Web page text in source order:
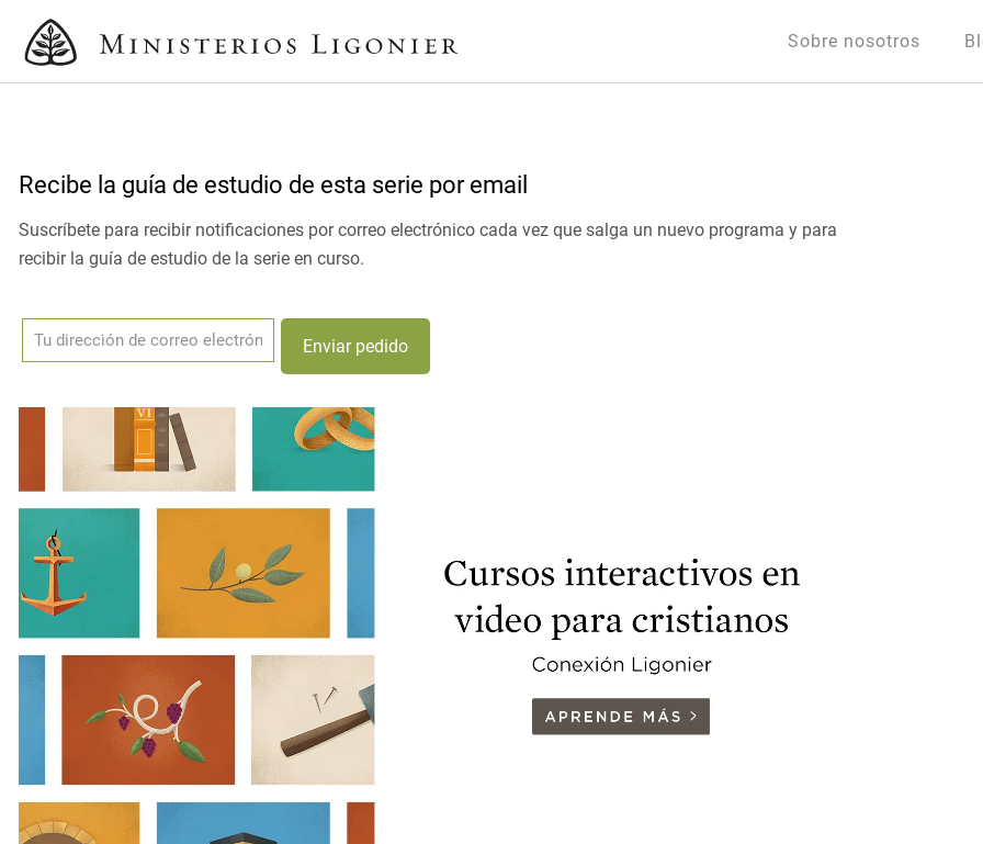
Sobre nosotros
Recibe la guía de estudio de esta serie por email
Suscríbete para recibir notificaciones por correo electrónico cada vez que salga un nuevo programa y para
recibir la guía de estudio de la serie en curso.